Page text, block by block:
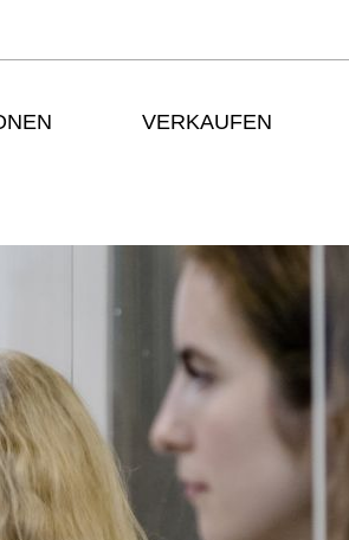
VERKAUFEN